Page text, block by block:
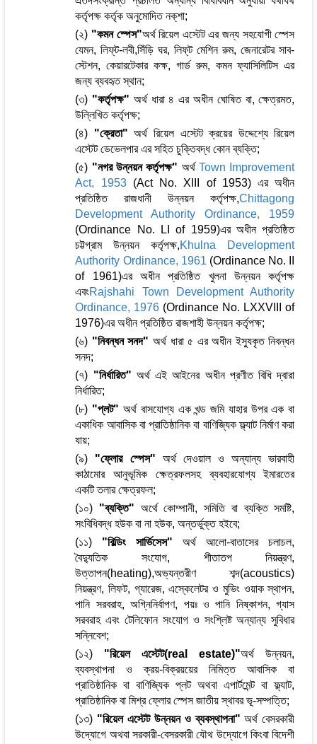
কর্তৃপক্ষ কর্তৃক অনুমোদিত নক্‌শা;
(২) "কমন স্পেস"অর্থ রিয়েল এস্টেট এর জন্য সহযোগী স্পেস
যেমন, লিফ্‌ট-লবী,সিঁড়ি ঘর, লিফ্‌ট মেশিন রুম, জেনারেটর সাব-
স্টেশন, কেয়ারটেকার কক্ষ, গার্ড রুম, কমন ফ্যাসিলিটিস এর
জন্য ব্যবহৃত স্থান;
(৩) "কর্তৃপক্ষ" অর্থ ধারা ৪ এর অধীন ঘোষিত বা, ক্ষেত্রমত,
উল্লিখিত কর্তৃপক্ষ;
(৪) "ক্রেতা" অর্থ রিয়েল এস্টেট ক্রয়ের উদ্দেশ্যে রিয়েল
এস্টেট ডেভেলপার এর সহিত চুক্তিবদ্ধ কোন ব্যক্তি;
(৫) "নগর উন্নয়ন কর্তৃপক্ষ" অর্থ Town Improvement
Act, 1953 (Act No. XIII of 1953) এর অধীন
প্রতিষ্ঠিত রাজধানী উন্নয়ন কর্তৃপক্ষ,Chittagong
Development Authority Ordinance, 1959
(Ordinance No. LI of 1959)এর অধীন প্রতিষ্ঠিত
চট্টগ্রাম উন্নয়ন কর্তৃপক্ষ,Khulna Development
Authority Ordinance, 1961 (Ordinance No. II
of 1961)এর অধীন প্রতিষ্ঠিত খুলনা উন্নয়ন কর্তৃপক্ষ
এবংRajshahi Town Development Authority
Ordinance, 1976 (Ordinance No. LXXVIII of
1976)এর অধীন প্রতিষ্ঠিত রাজশাহী উন্নয়ন কর্তৃপক্ষ;
(৬) "নিবন্ধন সনদ" অর্থ ধারা ৫ এর অধীন ইস্যুকৃত নিবন্ধন
সনদ;
(৭) "নির্ধারিত" অর্থ এই আইনের অধীন প্রণীত বিধি দ্বারা
নির্ধারিত;
(৮) "প্লট" অর্থ বাসযোগ্য এক খন্ড জমি যাহার উপর এক বা
একাধিক আবাসিক বা প্রাতিষ্ঠানিক বা বাণিজ্যিক ফ্ল্যাট নির্মাণ করা
যায়;
(৯) "ফ্লোর স্পেস" অর্থ দেওয়াল ও অন্যান্য ভারবাহী
কাঠামোর আনুভূমিক ক্ষেত্রফলসহ ব্যবহারযোগ্য ইমারতের
একটি তলার ক্ষেত্রফল;
(১০) "ব্যক্তি" অর্থে কোম্পানী, সমিতি বা ব্যক্তি সমষ্টি,
সংবিধিবদ্ধ হউক বা না হউক, অন্তর্ভুক্ত হইবে;
(১১) "বিল্ডিং সার্ভিসেস" অর্থ আলো-বাতাসের চলাচল,
বৈদ্যুতিক সংযোগ, শীতাতপ নিয়ন্ত্রণ,
উত্তাপন(heating),অভ্যন্তরীণ শব্দ(acoustics)
নিয়ন্ত্রণ, লিফট, গ্যারেজ, এস্কেলেটর ও মুভিং ওয়াক স্থাপন,
পানি সরবরাহ, অগ্নিনির্বাপণ, পয়ঃ ও পানি নিষ্কাশন, গ্যাস
সরবরাহ এবং টেলিফোন সংযোগ ও সংশ্লিষ্ট অন্যান্য সুবিধার
সন্নিবেশ;
(১২) "রিয়েল এস্টেট(real estate)"অর্থ উন্নয়ন,
ব্যবস্থাপনা ও ক্রয়-বিক্রয়য়ের নিমিত্ত আবাসিক বা
প্রাতিষ্ঠানিক বা বাণিজ্যিক প্লট অথবা এপার্টমেন্ট বা ফ্ল্যাট,
প্রাতিষ্ঠানিক বা মিশ্র ফ্লোর স্পেস জাতীয় স্থাবর ভূ-সম্পত্তি;
(১৩) "রিয়েল এস্টেট উন্নয়ন ও ব্যবস্থাপনা" অর্থ বেসরকারী
উদ্যোগে অথবা সরকারী-বেসরকারী যৌথ উদ্যোগে কিংবা বিদেশী